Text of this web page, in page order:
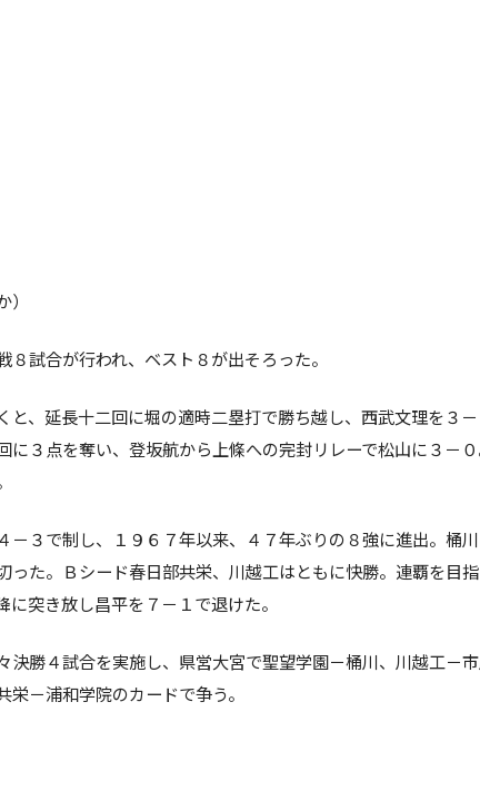
試合が行われ、ベスト８が出そろった。
、延長十二回に堀の適時二塁打で勝ち越し、西武文理を３
に３点を奪い、登坂航から上條への完封リレーで松山に３－
－３で制し、１９６７年以来、４７年ぶりの８強に進出。桶
った。Ｂシード春日部共栄、川越工はともに快勝。連覇を目
突き放し昌平を７－１で退けた。
決勝４試合を実施し、県営大宮で聖望学園－桶川、川越工－
－浦和学院のカードで争う。